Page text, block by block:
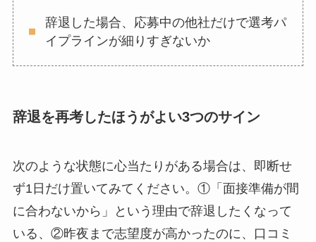
辞退した場合、応募中の他社だけで選考パ
イプラインが細りすぎないか
辞退を再考したほうがよい3つのサイン
次のような状態に心当たりがある場合は、即断せ
ず1日だけ置いてみてください。①「面接準備が間
に合わないから」という理由で辞退したくなって
いる、②昨夜まで志望度が高かったのに、口コミ